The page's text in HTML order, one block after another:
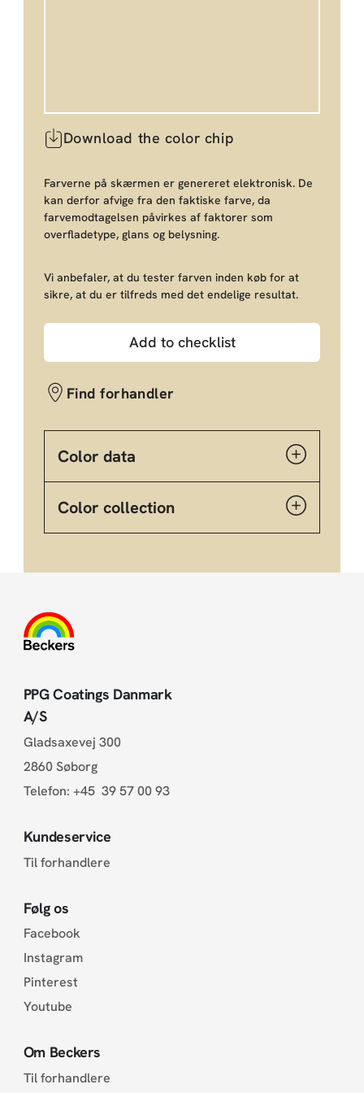
Download the color chip
Farverne på skærmen er genereret elektronisk. De
kan derfor afvige fra den faktiske farve, da
farvemodtagelsen påvirkes af faktorer som
overfladetype, glans og belysning.
Vi anbefaler, at du tester farven inden køb for at
sikre, at du er tilfreds med det endelige resultat.
Add to checklist
Find forhandler
Color data
Color collection
PPG Coatings Danmark
A/S
Gladsaxevej 300
2860 Søborg
Telefon: +45 39 57 00 93
Kundeservice
Til forhandlere
Følg os
Facebook
Instagram
Pinterest
Youtube
Om Beckers
Til forhandlere